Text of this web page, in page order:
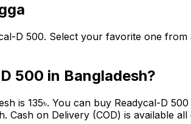
D 500. Select your favorite one
500 in Bangladesh?
is 135৳. You can buy Readycal-D 500
Cash on Delivery (COD) is available all